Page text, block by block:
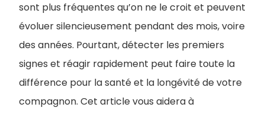
sont plus fréquentes qu’on ne le croit et peuvent
évoluer silencieusement pendant des mois, voire
des années. Pourtant, détecter les premiers
signes et réagir rapidement peut faire toute la
différence pour la santé et la longévité de votre
compagnon. Cet article vous aidera à